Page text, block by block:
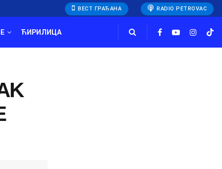
ВЕСТ ГРАЂАНА RADIO PETROVAC
ЋИРИЛИЦА